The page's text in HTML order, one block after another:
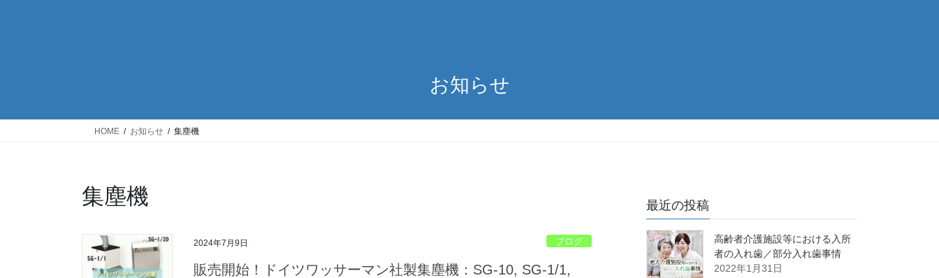
お知らせ
HOME お知らせ 集塵機
集塵機
2024年7月9日 ブログ
販売開始！ドイツワッサーマン社製集塵機：SG-10, SG-1/1,
最近の投稿
高齢者介護施設等における入所
者の入れ歯／部分入れ歯事情
2022年1月31日